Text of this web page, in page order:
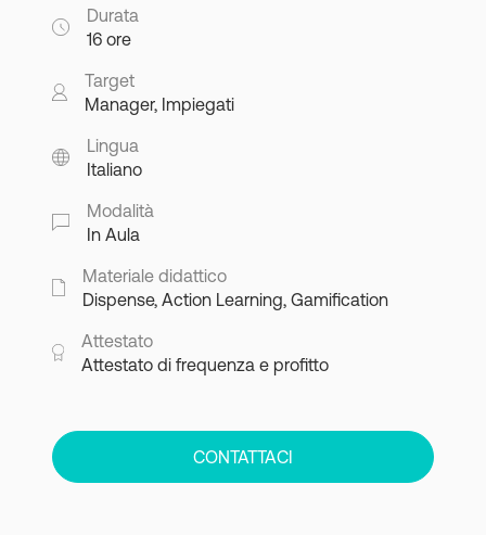
Durata
16 ore
Target
Manager, Impiegati
Lingua
Italiano
Modalità
In Aula
Materiale didattico
Dispense, Action Learning, Gamification
Attestato
Attestato di frequenza e profitto
CONTATTACI